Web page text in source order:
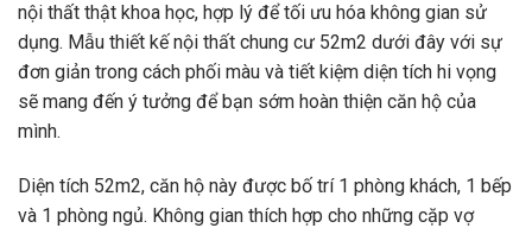
nội thất thật khoa học, hợp lý để tối ưu hóa không gian sử
dụng. Mẫu thiết kế nội thất chung cư 52m2 dưới đây với sự
đơn giản trong cách phối màu và tiết kiệm diện tích hi vọng
sẽ mang đến ý tưởng để bạn sớm hoàn thiện căn hộ của
mình.
Diện tích 52m2, căn hộ này được bố trí 1 phòng khách, 1 bếp
và 1 phòng ngủ. Không gian thích hợp cho những cặp vợ